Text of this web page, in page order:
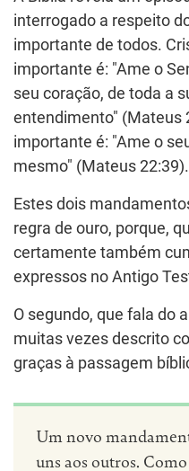
interrogado a respeito
importante de todos.
importante é: "Ame o
seu coração, de toda a
entendimento" (Mateus
importante é: "Ame o
mesmo" (Mateus 22:39).
Estes dois
regra de ouro, porque,
certamente também
expressos no Antigo
O segundo, que fala do
muitas vezes descrito
graças à passagem
Um novo
uns aos outros.